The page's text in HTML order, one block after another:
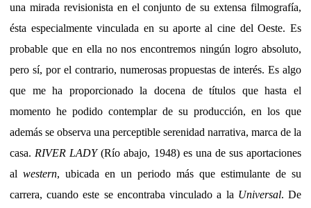
una mirada revisionista en el conjunto de su extensa filmografía,
ésta especialmente vinculada en su aporte al cine del Oeste. Es
probable que en ella no nos encontremos ningún logro absoluto,
pero sí, por el contrario, numerosas propuestas de interés. Es algo
que me ha proporcionado la docena de títulos que hasta el
momento he podido contemplar de su producción, en los que
además se observa una perceptible serenidad narrativa, marca de la
casa. RIVER LADY(Río abajo, 1948) es una de sus aportaciones
al western, ubicada en un periodo más que estimulante de su
carrera, cuando este se encontraba vinculado a la Universal. De